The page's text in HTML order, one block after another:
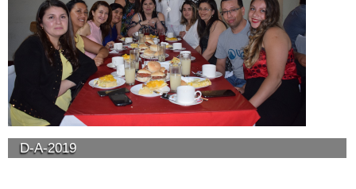
D-A-2019